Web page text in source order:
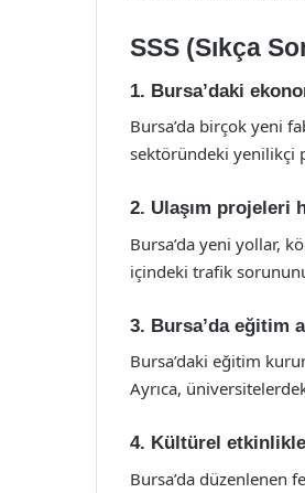
SSS (Sıkça
1. Bursa’daki
Bursa’da birçok yeni
sektöründeki yenilikçi
2. Ulaşım projeleri
Bursa’da yeni yollar,
içindeki trafik
3. Bursa’da eğitim
Bursa’daki eğitim
Ayrıca,
4. Kültürel
Bursa’da düzenlenen